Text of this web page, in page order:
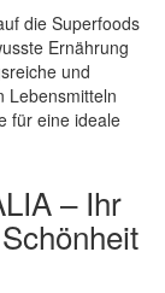
die Superfoods
Ernährung
und
Lebensmitteln
für eine ideale
– Ihr